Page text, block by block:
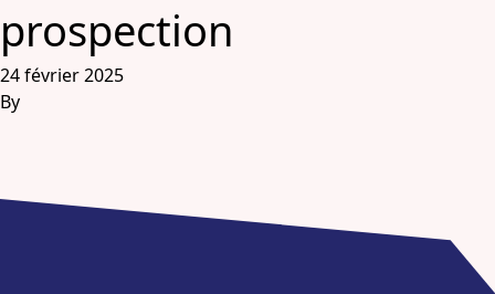
nous ?
prospection
24 février 2025
By